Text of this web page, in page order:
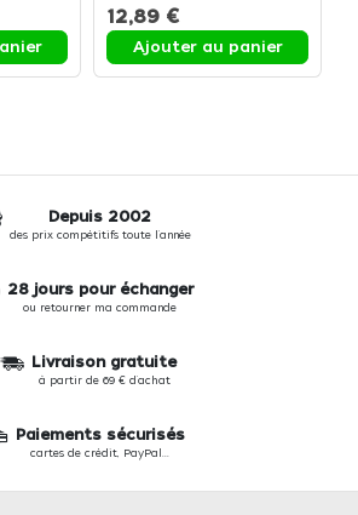
12,89 €
Ajouter au panier
Depuis 2002
des prix compétitifs toute l'année
28 jours pour échanger
ou retourner ma commande
Livraison gratuite
à partir de 69 € d'achat
Paiements sécurisés
cartes de crédit, PayPal...